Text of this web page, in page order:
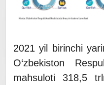
2021 yil birinchi
O‘zbekiston
mahsuloti 318,5